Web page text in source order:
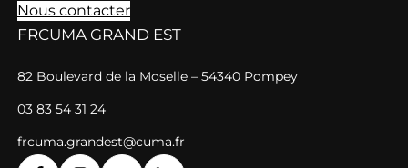
Nous contacter
FRCUMA GRAND EST
82 Boulevard de la Moselle – 54340 Pompey
03 83 54 31 24
frcuma.grandest@cuma.fr